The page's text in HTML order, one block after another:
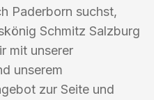
Paderborn suchst,
Schmitz Salzburg
mit unserer
unserem
zur Seite und